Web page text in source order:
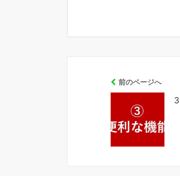
前のページへ